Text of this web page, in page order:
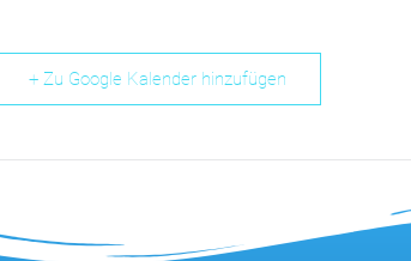
+ Zu Google Kalender hinzufügen